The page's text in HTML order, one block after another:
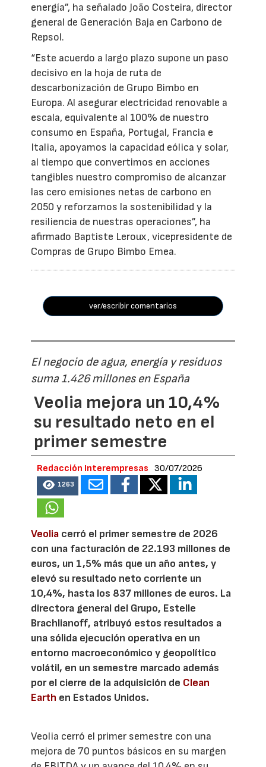
energía”, ha señalado João Costeira, director
general de Generación Baja en Carbono de
Repsol.
“Este acuerdo a largo plazo supone un paso
decisivo en la hoja de ruta de
descarbonización de Grupo Bimbo en
Europa. Al asegurar electricidad renovable a
escala, equivalente al 100% de nuestro
consumo en España, Portugal, Francia e
Italia, apoyamos la capacidad eólica y solar,
al tiempo que convertimos en acciones
tangibles nuestro compromiso de alcanzar
las cero emisiones netas de carbono en
2050 y reforzamos la sostenibilidad y la
resiliencia de nuestras operaciones”, ha
afirmado Baptiste Leroux, vicepresidente de
Compras de Grupo Bimbo Emea.
ver/escribir comentarios
El negocio de agua, energía y residuos
suma 1.426 millones en España
Veolia mejora un 10,4%
su resultado neto en el
primer semestre
Redacción Interempresas 30/07/2026
1263
Veolia cerró el primer semestre de 2026
con una facturación de 22.193 millones de
euros, un 1,5% más que un año antes, y
elevó su resultado neto corriente un
10,4%, hasta los 837 millones de euros. La
directora general del Grupo, Estelle
Brachlianoff, atribuyó estos resultados a
una sólida ejecución operativa en un
entorno macroeconómico y geopolítico
volátil, en un semestre marcado además
por el cierre de la adquisición de Clean
Earth en Estados Unidos.
Veolia cerró el primer semestre con una
mejora de 70 puntos básicos en su margen